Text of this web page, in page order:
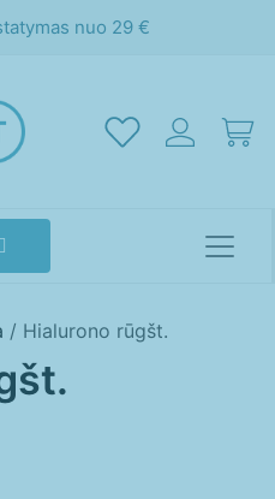
nuo 29 €
/ Hialurono rūgšt.